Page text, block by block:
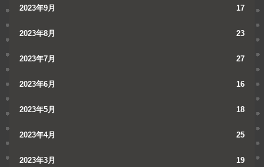
2023年9月 17
2023年8月 23
2023年7月 27
2023年6月 16
2023年5月 18
2023年4月 25
2023年3月 19